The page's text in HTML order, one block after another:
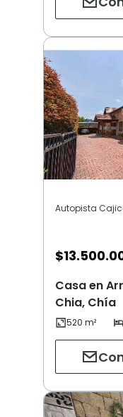
Autopista
$
Casa en
Chia, Chía